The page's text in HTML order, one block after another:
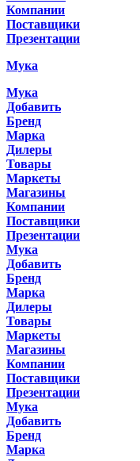
Компании
Поставщики
Презентации
Мука
Мука
Добавить
Бренд
Марка
Дилеры
Товары
Маркеты
Магазины
Компании
Поставщики
Презентации
Мука
Добавить
Бренд
Марка
Дилеры
Товары
Маркеты
Магазины
Компании
Поставщики
Презентации
Мука
Добавить
Бренд
Марка